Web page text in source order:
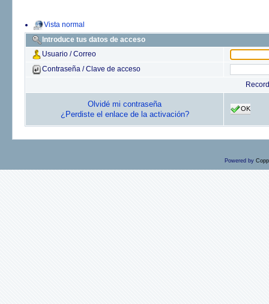
Vista normal
Introduce tus datos de acceso
Usuario / Correo
Contraseña / Clave de acceso
Olvidé mi contraseña
¿Perdiste el enlace de la activación?
OK
Powered by